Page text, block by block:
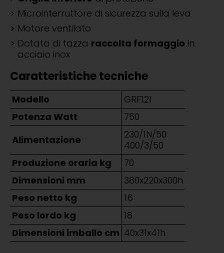
Microinterruttore di sicurezza sulla leva
Motore ventilato
Dotata di tazza raccolta formaggio in
acciaio inox
Caratteristiche tecniche
Modello
GRF12I
Potenza Watt
750
Alimentazione
230/1N/50
400/3/50
Produzione oraria kg
70
Dimensioni mm
380x220x300h
Peso netto kg
16
Peso lordo kg
18
Dimensioni imballo cm 40x31x41h